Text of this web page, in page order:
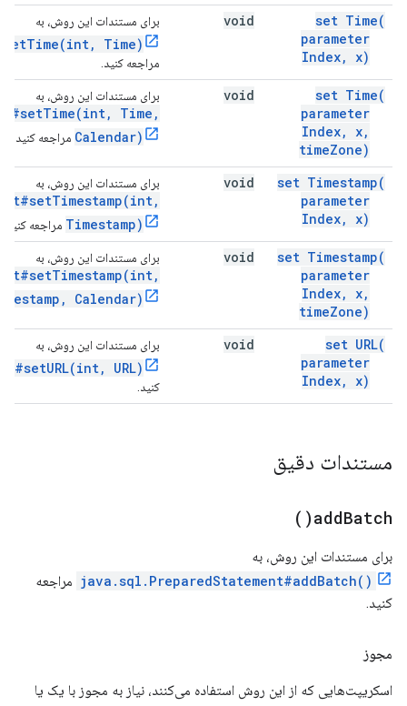
set Time(
parameter
Index, x)
void برای مستندات این روش، به
Time)
مراجعه کنید.
set Time(
parameter
Index, x,
timeZone)
void برای مستندات این روش، به
Time,
Calendar) مراجعه کنید.
set Timestamp(
parameter
Index, x)
void برای مستندات این روش، به
Timestamp) مراجعه کنید.
set Timestamp(
parameter
Index, x,
timeZone)
void برای مستندات این روش، به
Calendar)
set URL(
parameter
Index, x)
void برای مستندات این روش، به
URL)
کنید.
مستندات دقیق
addBatch(
)
برای مستندات این روش، به
java.sql.PreparedStatement#addBatch() مراجعه
کنید.
مجوز
اسکریپت‌هایی که از این روش استفاده می‌کنند، نیاز به مجوز با یک یا